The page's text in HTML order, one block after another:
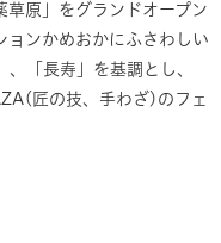
草原」をグランドオープン
ョンかめおかにふさわしい
、「長寿」を基調とし、
匠の技、手わざ)のフェ